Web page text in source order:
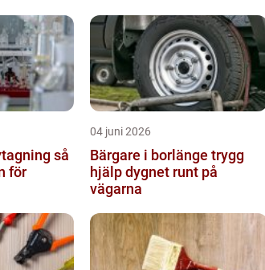
så
för
04 juni 2026
Bärgare i borlänge trygg
hjälp dygnet runt på
vägarna